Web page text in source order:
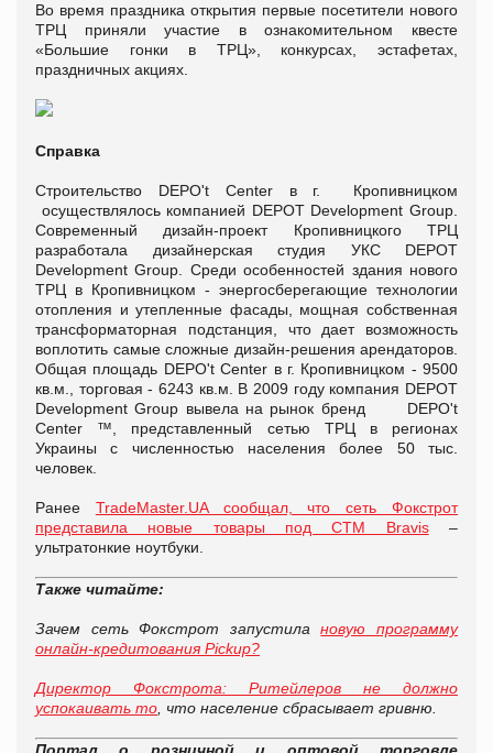
Во время праздника открытия первые посетители нового
ТРЦ приняли участие в ознакомительном квесте
«Большие гонки в ТРЦ», конкурсах, эстафетах,
праздничных акциях.
Справка
Строительство DEPO't Center в г. Кропивницком
осуществлялось компанией DEPOT Development Group.
Современный дизайн-проект Кропивницкого ТРЦ
разработала дизайнерская студия УКС DEPOT
Development Group. Среди особенностей здания нового
ТРЦ в Кропивницком - энергосберегающие технологии
отопления и утепленные фасады, мощная собственная
трансформаторная подстанция, что дает возможность
воплотить самые сложные дизайн-решения арендаторов.
Общая площадь DEPO't Center в г. Кропивницком - 9500
кв.м., торговая - 6243 кв.м. В 2009 году компания DEPOT
Development Group вывела на рынок бренд DEPO't
Center ™, представленный сетью ТРЦ в регионах
Украины с численностью населения более 50 тыс.
человек.
Ранее TradeMaster.UA сообщал, что cеть Фокстрот
представила новые товары под СТМ Bravis–
ультратонкие ноутбуки.
Также читайте:
Зачем сеть Фокстрот запустилановую программу
онлайн-кредитования Pickup?
Директор Фокстрота: Ритейлеров не должно
успокаивать то, что население сбрасывает гривню.